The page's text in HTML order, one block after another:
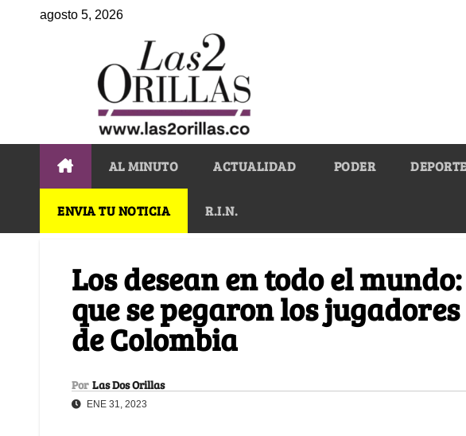
agosto 5, 2026
AL MINUTO ACTUALIDAD PODER
ENVIA TU NOTICIA R.I.N.
Los desean en todo el
que se pegaron los
de Colombia
Por Las Dos Orillas
ENE 31, 2023